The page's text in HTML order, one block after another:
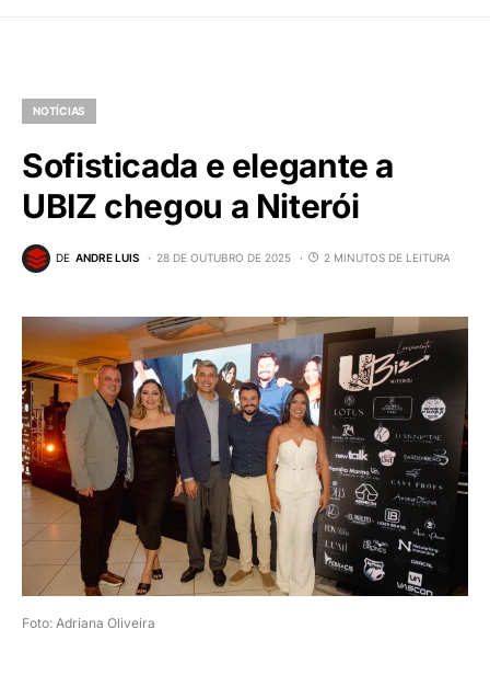
NOTÍCIAS
Sofisticada e elegante a
UBIZ chegou a Niterói
DE ANDRE LUIS 28 DE OUTUBRO DE 2025 2 MINUTOS DE LEITURA
Foto: Adriana Oliveira